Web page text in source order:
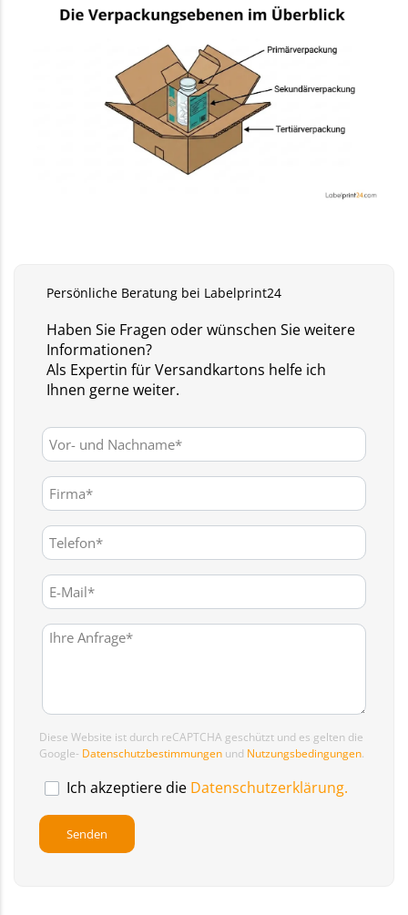
Persönliche Beratung bei Labelprint24
Haben Sie Fragen oder wünschen Sie weitere
Informationen?
Als Expertin für Versandkartons helfe ich
Ihnen gerne weiter.
Diese Website ist durch reCAPTCHA geschützt und es gelten die
Google- Datenschutzbestimmungen und Nutzungsbedingungen.
Ich akzeptiere die Datenschutzerklärung.